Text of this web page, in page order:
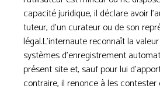
capacité juridique, il déclare avoir
tuteur, d’un curateur ou de son
légal.L’internaute reconnaît la
systèmes d’enregistrement
présent site et, sauf pour lui
contraire, il renonce à les contester